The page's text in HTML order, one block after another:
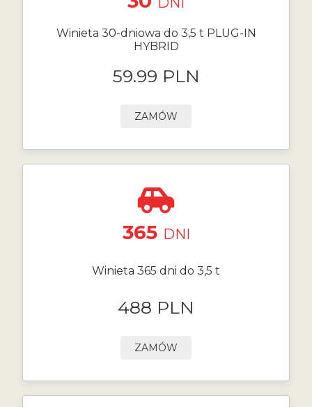
Winieta 30-dniowa do 3,5 t PLUG-IN
HYBRID
59.99 PLN
ZAMÓW
365 DNI
Winieta 365 dni do 3,5 t
488 PLN
ZAMÓW